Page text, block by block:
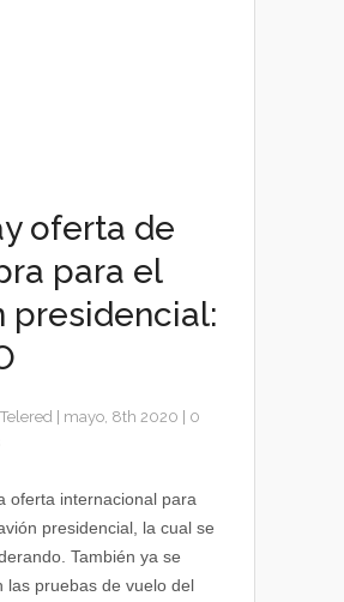
oferta de
para el
presidencial:
mayo, 8th 2020
0
oferta internacional para
presidencial, la cual se
También ya se
las pruebas de vuelo del